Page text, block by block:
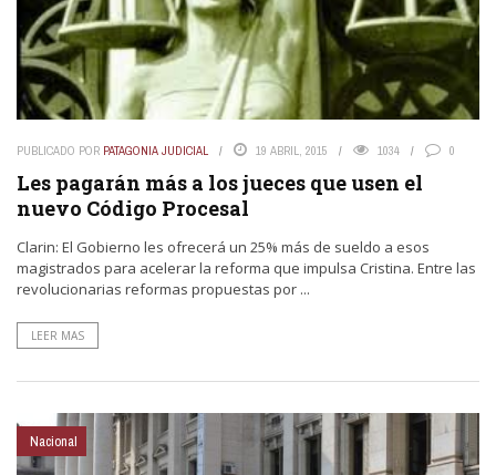
PUBLICADO POR PATAGONIA JUDICIAL 19 ABRIL, 2015 1034 0
Les pagarán más a los jueces que usen el
nuevo Código Procesal
Clarin: El Gobierno les ofrecerá un 25% más de sueldo a esos
magistrados para acelerar la reforma que impulsa Cristina. Entre las
revolucionarias reformas propuestas por ...
LEER MAS
Nacional